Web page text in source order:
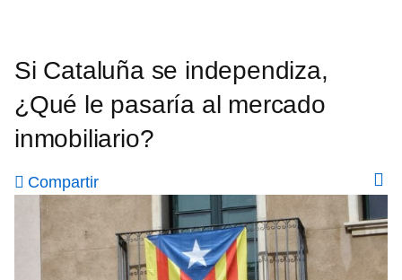
Si Cataluña se independiza,
¿Qué le pasaría al mercado
inmobiliario?
Compartir